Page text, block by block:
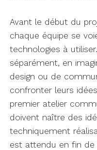
Avant le début du
chaque équipe se
technologies à
séparément, en
design ou de
confronter leurs
premier atelier
doivent naître des
techniquement
est attendu en fin de